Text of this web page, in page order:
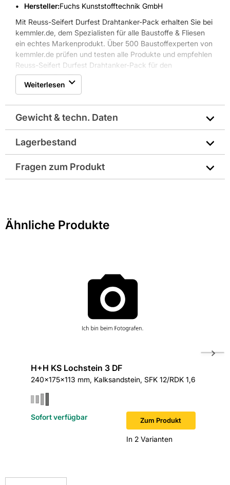
Hersteller:Fuchs Kunststofftechnik GmbH
Mit Reuss-Seifert Durfest Drahtanker-Pack erhalten Sie bei
kemmler.de, dem Spezialisten für alle Baustoffe & Fliesen
ein echtes Markenprodukt. Über 500 Baustoffexperten von
kemmler.de prüfen und testen alle Produkte und empfehlen
Reuss-Seifert Durfest Drahtanker-Pack für den
professionellen Einsatz.
Weiterlesen
Gewicht & techn. Daten
Farbe: silber
Material: Stahl
EAN: 2100000155194
Lagerbestand
Fragen zum Produkt
schnellstmöglich bearbeiten.
Ähnliche Produkte
H+H KS Lochstein 3 DF
240x175x113 mm, Kalksandstein, SFK 12/RDK 1,6
Zum Produkt
In 2 Varianten
Sofort verfügbar